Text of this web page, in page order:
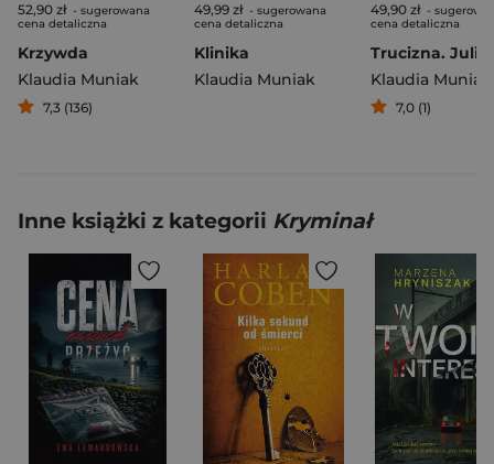
52,90 zł - sugerowana
cena detaliczna
Krzywda
Klaudia Muniak
7,3 (136)
49,99 zł - sugerowana
cena detaliczna
Klinika
Klaudia Muniak
49,90 zł -
cena detaliczna
Klaudia Muniak
7,0 (1)
Inne książki z kategorii Kryminał